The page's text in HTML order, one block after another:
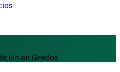
en Gredos